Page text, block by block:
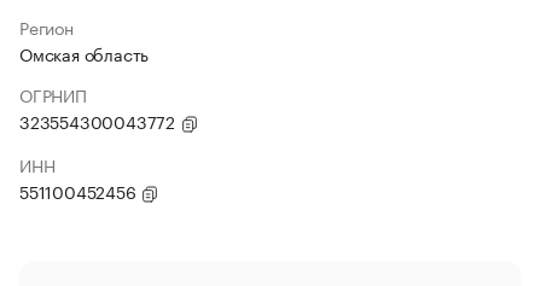
Регион
Омская область
ОГРНИП
323554300043772
ИНН
551100452456